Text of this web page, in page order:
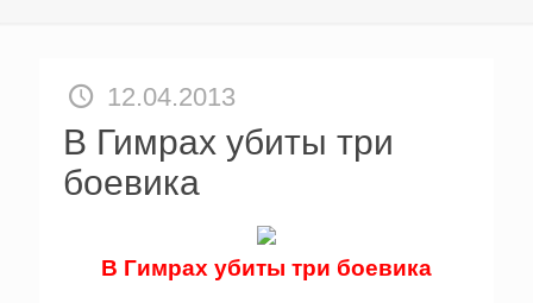
12.04.2013
В Гимрах убиты три
боевика
В Гимрах убиты три боевика